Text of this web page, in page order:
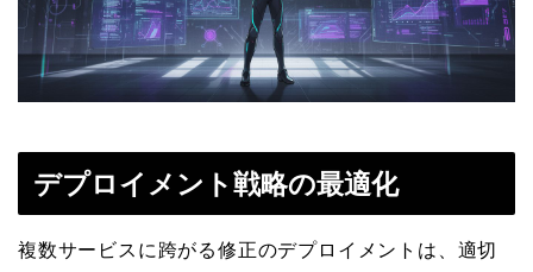
デプロイメント戦略の最適化
複数サービスに跨がる修正のデプロイメントは、適切